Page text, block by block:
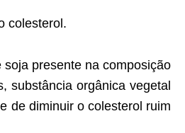
colesterol.
presente na composição
substância orgânica vegetal
de diminuir o colesterol ruim